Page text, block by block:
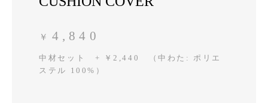
￥ 4,840
中材セット + ￥2,440 （中わた: ポリエ
ステル 100%）